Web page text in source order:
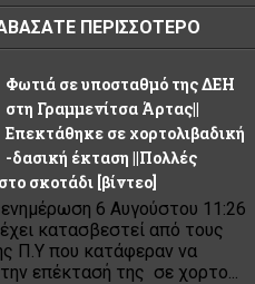
ΠΕΡΙΣΣΟΤΕΡΟ
Φωτιά σε υποσταθμό της ΔΕΗ
στη Γραμμενίτσα Άρτας||
Επεκτάθηκε σε χορτολιβαδική
-δασική έκταση ||Πολλές
σκοτάδι [βίντεο]
6 Αυγούστου 11:26
κατασβεστεί από τους
Π.Υ που κατάφεραν να
επέκτασή της σε χορτο...